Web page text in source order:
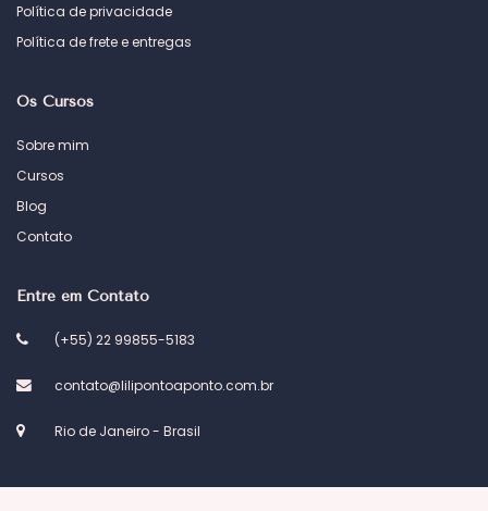
Política de privacidade
Política de frete e entregas
Os Cursos
Sobre mim
Cursos
Blog
Contato
Entre em Contato
(+55) 22 99855-5183
contato@lilipontoaponto.com.br
Rio de Janeiro - Brasil